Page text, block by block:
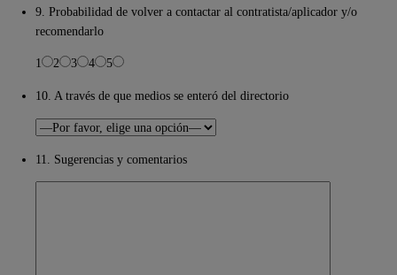
9. Probabilidad de volver a contactar al contratista/aplicador y/o
recomendarlo
1 2 3 4 5
10. A través de que medios se enteró del directorio
11. Sugerencias y comentarios